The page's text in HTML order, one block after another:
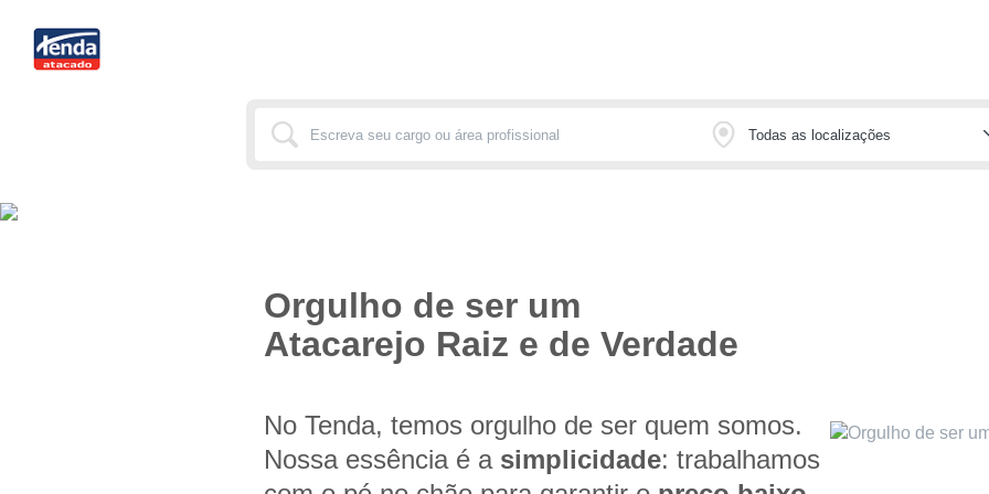
Orgulho de ser um
Atacarejo Raiz e de Verdade
No Tenda, temos orgulho de ser quem somos.
Nossa essência é a simplicidade: trabalhamos